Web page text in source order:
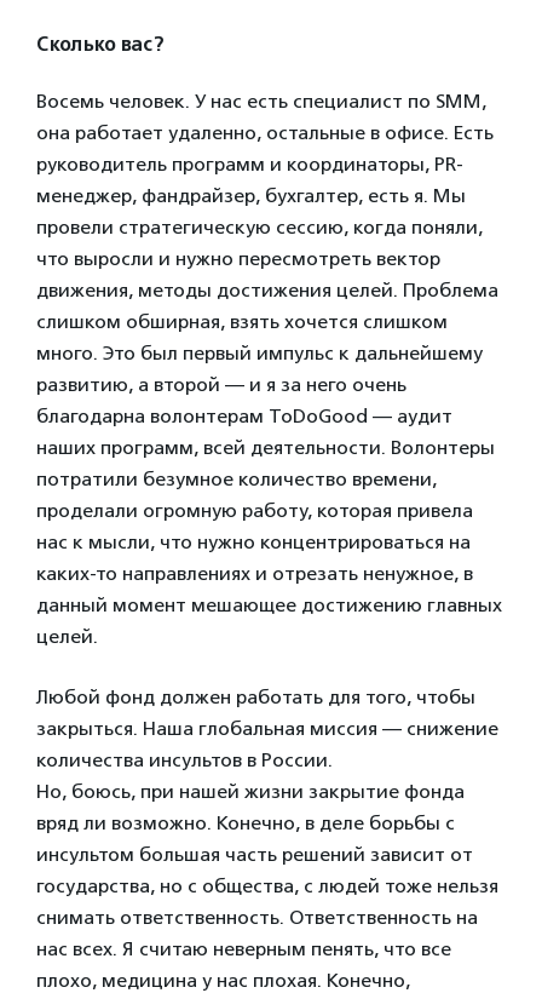
Сколько вас?
Восемь человек. У нас есть специалист по SMM,
она работает удаленно, остальные в офисе. Есть
руководитель программ и координаторы, PR-
менеджер, фандрайзер, бухгалтер, есть я. Мы
провели стратегическую сессию, когда поняли,
что выросли и нужно пересмотреть вектор
движения, методы достижения целей. Проблема
слишком обширная, взять хочется слишком
много. Это был первый импульс к дальнейшему
развитию, а второй — и я за него очень
благодарна волонтерам ToDoGood — аудит
наших программ, всей деятельности. Волонтеры
потратили безумное количество времени,
проделали огромную работу, которая привела
нас к мысли, что нужно концентрироваться на
каких-то направлениях и отрезать ненужное, в
данный момент мешающее достижению главных
целей.
Любой фонд должен работать для того, чтобы
закрыться. Наша глобальная миссия — снижение
количества инсультов в России.
Но, боюсь, при нашей жизни закрытие фонда
вряд ли возможно. Конечно, в деле борьбы с
инсультом большая часть решений зависит от
государства, но с общества, с людей тоже нельзя
снимать ответственность. Ответственность на
нас всех. Я считаю неверным пенять, что все
плохо, медицина у нас плохая. Конечно,